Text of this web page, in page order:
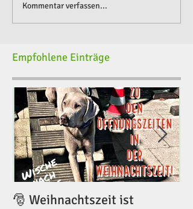
Kommentar verfassen...
Empfohlene Einträge
🎅 Weihnachtszeit ist